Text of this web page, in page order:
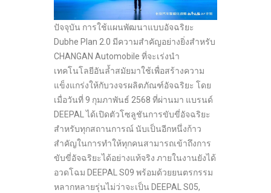
ปัจจุบัน การใช้แผนพัฒนาแบบอัจฉริยะ
Dubhe Plan 2.0 มีความสำคัญอย่างยิ่งสำหรับ
CHANGAN Automobile ที่จะเร่งนำ
เทคโนโลยีอันล้ำสมัยมาใช้เพื่อสร้างความ
แข็งแกร่งให้กับวงจรผลิตภัณฑ์อัจฉริยะ โดย
เมื่อวันที่ 9 กุมภาพันธ์ 2568 ที่ผ่านมา แบรนด์
DEEPAL ได้เปิดตัวโซลูชันการขับขี่อัจฉริยะ
สำหรับทุกสถานการณ์ นับเป็นอีกหนึ่งก้าว
สำคัญในการทำให้ทุกคนสามารถเข้าถึงการ
ขับขี่อัจฉริยะได้อย่างแท้จริง ภายในงานยังได้
อวดโฉม DEEPAL S09 พร้อมด้วยยนตรกรรม
หลากหลายรุ่นไม่ว่าจะเป็น DEEPAL S05,